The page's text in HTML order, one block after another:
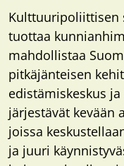
Kulttuuripoliittisen
tuottaa
mahdollistaa
pitkäjänteisen
edistämiskeskus
järjestävät kevään
joissa
ja juuri